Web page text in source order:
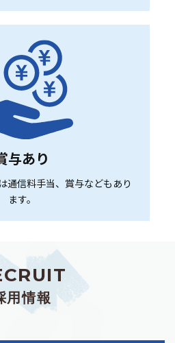
与あり
通信料手当、賞与などもあり
ます。
CRUIT
用情報